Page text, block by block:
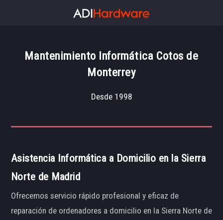
Mantenimiento Informática Cotos de
Monterrey
Desde 1998
Asistencia Informática a Domicilio en la Sierra
Norte de Madrid
Ofrecemos servicio rápido profesional y eficaz de
reparación de ordenadores a domicilio en la Sierra Norte de